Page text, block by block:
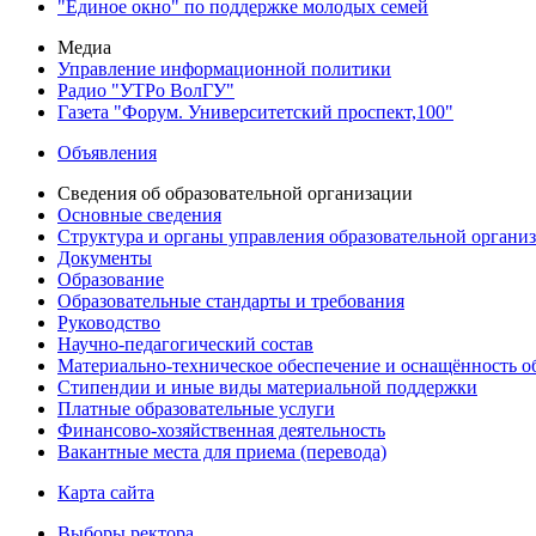
"Единое окно" по поддержке молодых семей
Медиа
Управление информационной политики
Радио "УТРо ВолГУ"
Газета "Форум. Университетский проспект,100"
Объявления
Сведения об образовательной организации
Основные сведения
Структура и органы управления образовательной
Документы
Образование
Образовательные стандарты и требования
Руководство
Научно-педагогический состав
Материально-техническое обеспечение и оснащённость
Стипендии и иные виды материальной поддержки
Платные образовательные услуги
Финансово-хозяйственная деятельность
Вакантные места для приема (перевода)
Карта сайта